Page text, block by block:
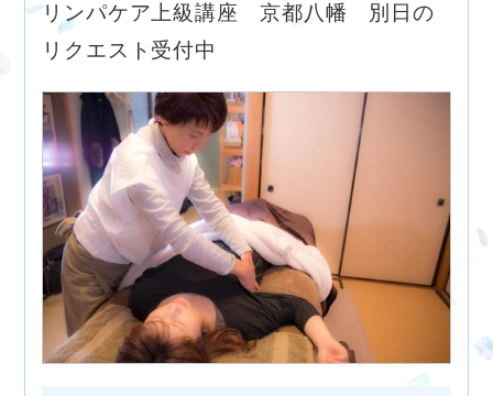
リンパケア上級講座 京都八幡 別日の
リクエスト受付中